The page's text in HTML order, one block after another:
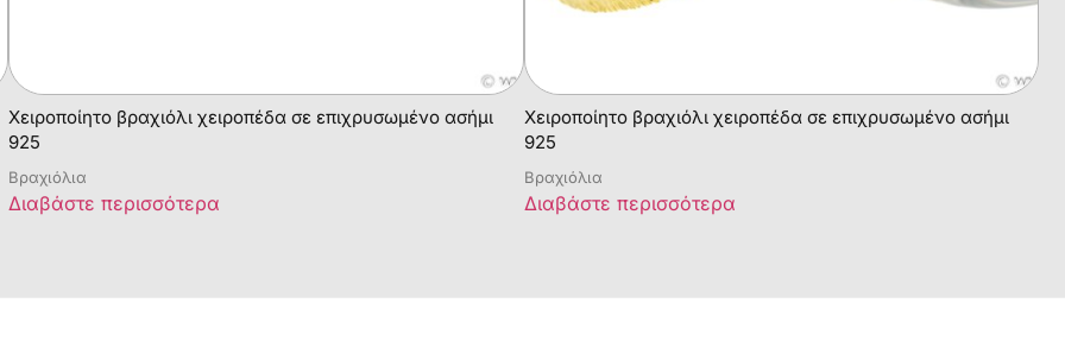
Χειροποίητο βραχιόλι χειροπέδα σε επιχρυσωμένο ασήμι
925
Βραχιόλια
Διαβάστε περισσότερα
Χειροποίητο βραχιόλι χειροπέδα σε επιχρυσωμένο ασήμι
925
Βραχιόλια
Διαβάστε περισσότερα